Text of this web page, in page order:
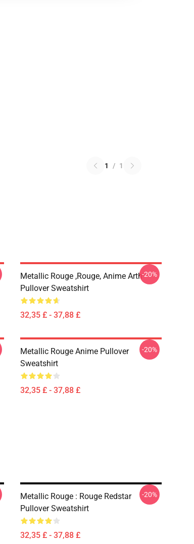
1 / 1
Metallic Rouge ,rouge, Anime Arth
Pullover Sweatshirt
32,35 £ - 37,88 £
-20%
Metallic Rouge Anime Pullover
Sweatshirt
32,35 £ - 37,88 £
-20%
Metallic Rouge : Rouge Redstar
Pullover Sweatshirt
32,35 £ - 37,88 £
-20%